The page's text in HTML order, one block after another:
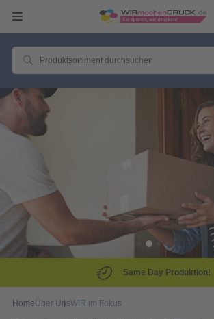
Same Day Produktion!
HomeÜber UnsWIR im Fokus